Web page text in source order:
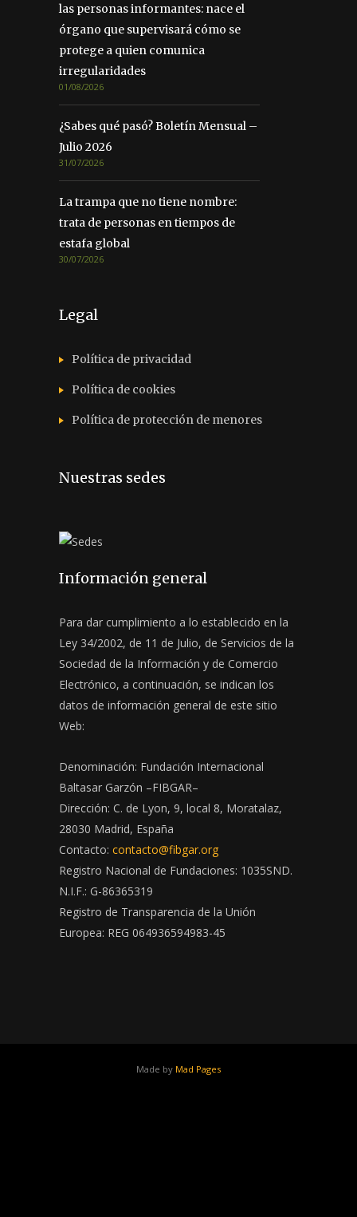
las personas informantes: nace el
órgano que supervisará cómo se
protege a quien comunica
irregularidades
01/08/2026
¿Sabes qué pasó? Boletín Mensual –
Julio 2026
31/07/2026
La trampa que no tiene nombre:
trata de personas en tiempos de
estafa global
30/07/2026
Legal
Política de privacidad
Política de cookies
Política de protección de menores
Nuestras sedes
Información general
Para dar cumplimiento a lo establecido en la
Ley 34/2002, de 11 de Julio, de Servicios de la
Sociedad de la Información y de Comercio
Electrónico, a continuación, se indican los
datos de información general de este sitio
Web:
Denominación: Fundación Internacional
Baltasar Garzón –FIBGAR–
Dirección: C. de Lyon, 9, local 8, Moratalaz,
28030 Madrid, España
Contacto: contacto@fibgar.org
Registro Nacional de Fundaciones: 1035SND.
N.I.F.: G-86365319
Registro de Transparencia de la Unión
Europea: REG 064936594983-45
Made by Mad Pages